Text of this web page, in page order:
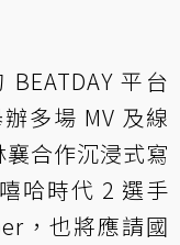
BEATDAY 平台
多場 MV 及線
合作沉浸式寫
哈時代 2 選手
，也將應請國